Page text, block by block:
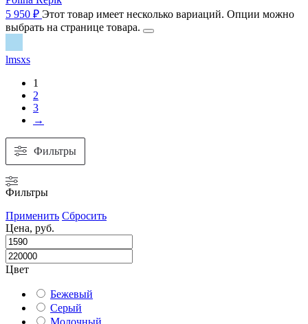
5 950 ₽ Этот товар имеет несколько вариаций. Опции можно
выбрать на странице товара.
lmsxs
1
2
3
→
Фильтры
Фильтры
Применить Сбросить
Цена, руб.
Цвет
Бежевый
Серый
Молочный